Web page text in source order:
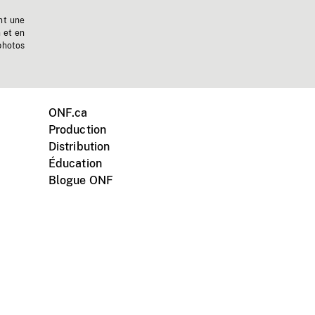
une
et en
ONF.ca
Production
Distribution
Éducation
Blogue ONF